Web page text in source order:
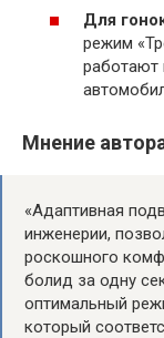
Для
режим
работают
Мнение
«Адаптивная
инженерии,
роскошного
болид за одну
оптимальный
который